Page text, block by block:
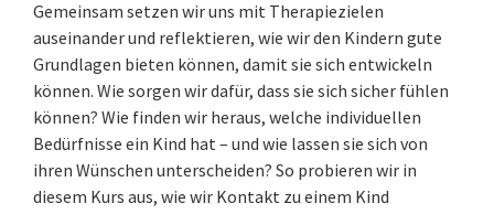
Gemeinsam setzen wir uns mit Therapiezielen
auseinander und reflektieren, wie wir den Kindern gute
Grundlagen bieten können, damit sie sich entwickeln
können. Wie sorgen wir dafür, dass sie sich sicher fühlen
können? Wie finden wir heraus, welche individuellen
Bedürfnisse ein Kind hat – und wie lassen sie sich von
ihren Wünschen unterscheiden? So probieren wir in
diesem Kurs aus, wie wir Kontakt zu einem Kind